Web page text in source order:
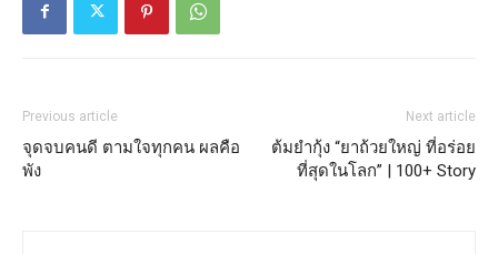
Previous article
จุดจบคนดี ตามใจทุกคน ผลคือ
พัง
Next article
ต้มยำกุ้ง “ยาถ้วยใหญ่ ที่อร่อย
ที่สุดในโลก” | 100+ Story